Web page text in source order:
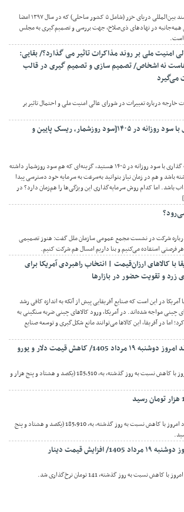
اقتصادنیوز: بقایی گفت: سند بین‌المللی دریای خزر (شامل ۵ کشور ساحلی) که در سال ۱۳۹۷ امضا
در نهادهای ذی‌صلاح، جهت بررسی و تصمیم‌گیری به مجلس
است.
امنیت ملی بر روند مذاکرات تاثیر می گذارد؟/ بقایی:
نه اشخاص/ تصمیم سازی و تصمیم گیری در قالب
می‌گیرد
خارجه درباره تغییرات در شورای عالی امنیت ملی و احتمال تاثیر بر
بهترین سرمایه گذاری با سود روزانه در ۱۴۰۵[سود روزشمار، ریسک پایین و
اگر به دنبال بهترین سرمایه گذاری با سود روزانه در ۱۴۰۵ هستید، گزینه‌ای که هم سود روزشمار داشته
باشد و هم در زمان نیاز بتوانید به‌سرعت به سرمایه خود دسترسی پیدا
باشد. اما کدام روش سرمایه‌گذاری این ویژگی‌ها را هم‌زمان دارد؟ در
شرکت در نشست مجمع عمومی سازمان ملل گفت: هنوز تصمیمی
فرصتی استفاده می‌کنیم و بنا داریم امسال هم شرکت کنیم.
با کالاهای ارزان‌قیمت | انتخاب راهبردی آمریکا برای
زرد و تقویت حضور در بازارها
آمریکا در این است که صنایع آفریقایی پیش از آنکه به اندازه کافی رشد
چینی مواجه شده‌اند. در آمریکا، ورود کالاهای چینی ضربه سنگینی به
اما در آفریقا، این کالاها می‌توانند مانع شکل‌گیری و توسعه صنایع
1405/ کاهش قیمت دلار و یورو
اقتصادنیوز: قیمت دلار امروز با کاهش نسبت به روز گذشته، به، 185,510 (یکصد و هشتاد و پنج هزار و
اقتصادنیوز: قیمت دلار آزاد امروز با کاهش نسبت به روز گذشته، به، 185,910 (یکصد و هشتاد و پنج
افزایش قیمت دینار
نسبت به روز گذشته، 141 تومان نرخ‌گذاری شد.